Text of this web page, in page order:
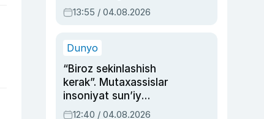
dublyaj ustasi Rimma
Ahmedovaning
13:55 / 04.08.2026
Dunyo
“Biroz sekinlashish
kerak”. Mutaxassislar
insoniyat sun’iy
intellektni boshqara
12:40 / 04.08.2026